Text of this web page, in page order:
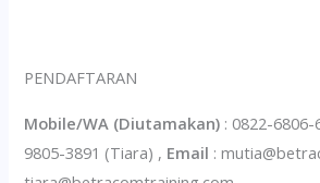
PENDAFTARAN
Mobile/WA (Diutamakan) : 0822-
9805-3891 (Tiara) , Email :